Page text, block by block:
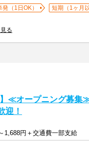
発（1日OK）
短期（1ヶ月
る
】≪オープニング募
迎！
1,688円＋交通費一部支給